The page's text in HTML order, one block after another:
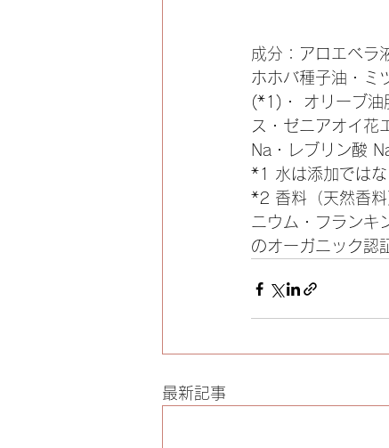
成分：アロエベラ
ホホバ種子油・ミ
(*1)・ オリーブ油
ス・ゼニアオイ花
Na・レブリン酸
*1 水は添加ではな
*2 香料（天然香料
ニウム・フランキ
のオーガニック認
最新記事